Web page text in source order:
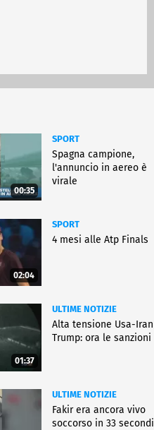
00:35
SPORT
Spagna campione,
l'annuncio in aereo è
virale
02:04
SPORT
4 mesi alle Atp Finals
01:37
ULTIME NOTIZIE
Alta tensione Usa-Iran
Trump: ora le sanzioni
ULTIME NOTIZIE
Fakir era ancora vivo
soccorso in 33 secondi